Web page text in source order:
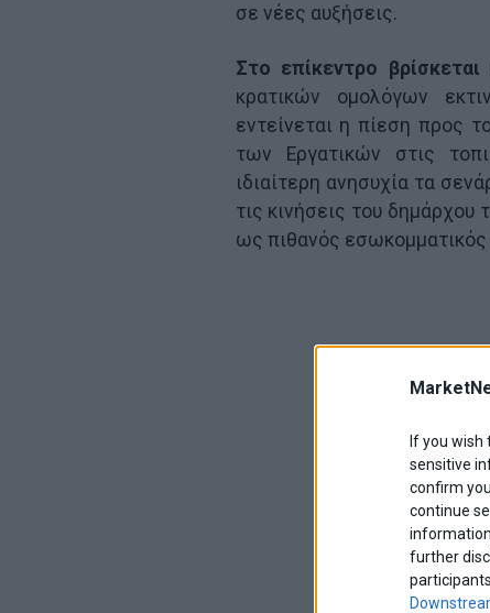
If you
sensitive
confirm
continue
further
σε νέες αυξήσεις.
Στο επίκεντρο
κρατικών ομολόγων
εντείνεται η πίεση προς
των Εργατικών στις
ιδιαίτερη ανησυχία τα
τις κινήσεις του
ως πιθανός εσωκομματικός